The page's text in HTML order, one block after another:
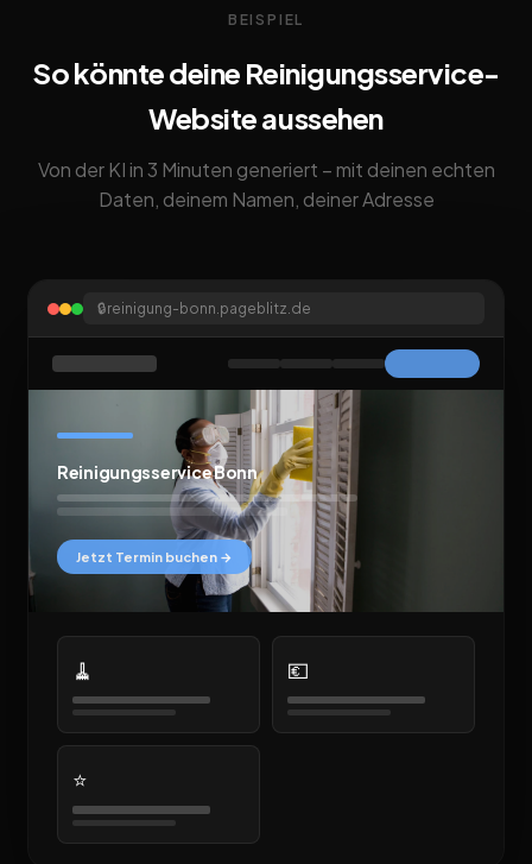
BEISPIEL
So könnte deine Reinigungsservice-
Website aussehen
Von der KI in 3 Minuten generiert – mit deinen echten
Daten, deinem Namen, deiner Adresse
🔒reinigung-bonn.pageblitz.de
Reinigungsservice Bonn
Jetzt Termin buchen →
🧹 💶
⭐